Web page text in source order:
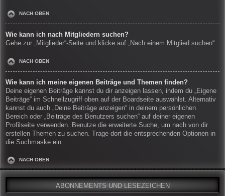
NACH OBEN
Wie kann ich nach Mitgliedern suchen?
Gehe zur „Mitglieder“-Seite und klicke auf „Nach einem Mitglied suchen“.
NACH OBEN
Wie kann ich meine eigenen Beiträge und Themen finden?
Deine eigenen Beiträge kannst du dir anzeigen lassen, indem du „Eigene
Beiträge“ im Schnellzugriff oben auf der Boardseite auswählst. Alternativ
kannst du auch „Deine Beiträge anzeigen“ in deinem persönlichen
Bereich oder „Beiträge des Benutzers suchen“ auf deiner eigenen
Profilseite verwenden. Benutze die erweiterte Suche, um nach von dir
erstellen Themen zu suchen. Trage dort die entsprechenden Optionen in
die Suchmaske ein.
NACH OBEN
ABONNEMENTS UND LESEZEICHEN